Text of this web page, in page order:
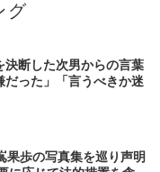
グ
決断した次男からの言葉
だった」「言うべきか迷
果歩の写真集を巡り声明